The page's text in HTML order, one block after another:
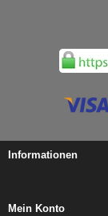
Informationen
Mein Konto